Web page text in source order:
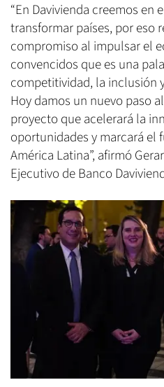
“En Davivienda creemos en
transformar países, por eso
compromiso al impulsar el
convencidos que es una
competitividad, la inclusión
Hoy damos un nuevo paso
proyecto que acelerará la
oportunidades y marcará el
América Latina”, afirmó
Ejecutivo de Banco